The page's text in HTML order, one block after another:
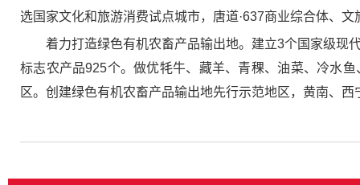
选国家文化和旅游消费试点城市，唐道·637商业综合体、
着力打造绿色有机农畜产品输出地。建立3个国家级现
标志农产品925个。做优牦牛、藏羊、青稞、油菜、冷水
区。创建绿色有机农畜产品输出地先行示范地区，黄南、